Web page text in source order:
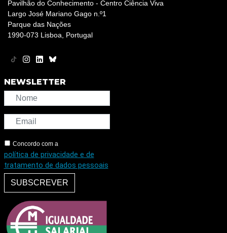
Pavilhão do Conhecimento - Centro Ciência Viva
Largo José Mariano Gago n.º1
Parque das Nações
1990-073 Lisboa, Portugal
NEWSLETTER
Concordo com a
política de privacidade e de
tratamento de dados pessoais
SUBSCREVER